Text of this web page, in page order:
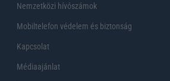
Nemzetközi hívószámok
Mobiltelefon védelem és biztonság
Kapcsolat
Médiaajánlat